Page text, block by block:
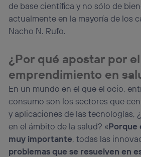
de base científica y no sólo de
actualmente en la mayoría de los
Nacho N. Rufo.
¿Por qué apostar por el
emprendimiento en
En un mundo en el que el ocio,
consumo son los sectores que
y aplicaciones de las tecnologías,
en el ámbito de la salud? «Porque
muy importante, todas las
problemas que se resuelven en